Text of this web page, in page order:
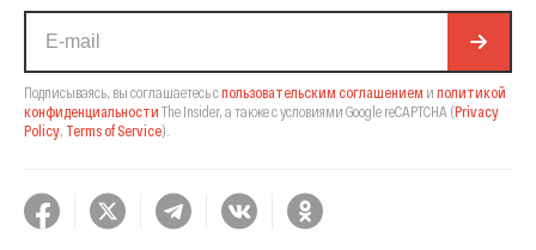
Подписываясь, вы соглашаетесь спользовательским соглашением и политикой
конфиденциальности The Insider, а также с условиями Google reCAPTCHA (Privacy
Policy, Terms of Service).